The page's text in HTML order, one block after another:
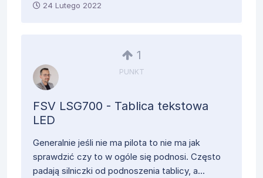
24 Lutego 2022
1
PUNKT
FSV LSG700 - Tablica tekstowa
LED
Generalnie jeśli nie ma pilota to nie ma jak
sprawdzić czy to w ogóle się podnosi. Często
padają silniczki od podnoszenia tablicy, a...